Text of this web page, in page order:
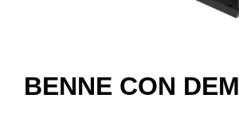
BENNE CON DEM